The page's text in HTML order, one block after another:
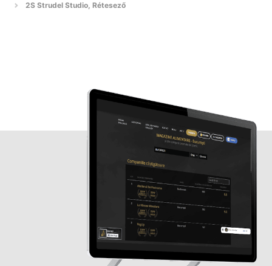
2S Strudel Studio, Rétesező